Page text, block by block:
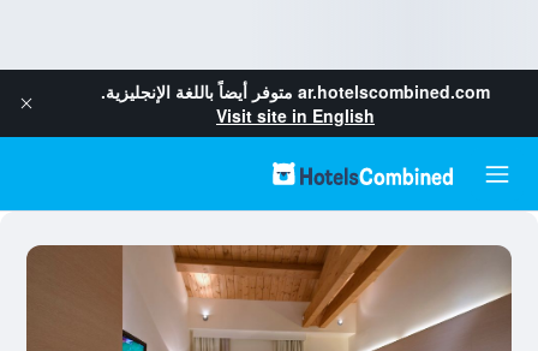
ar.hotelscombined.com متوفر أيضاً باللغة الإنجليزية.
Visit site in English